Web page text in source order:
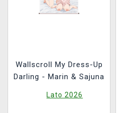
Wallscroll My Dress-Up
Darling - Marin & Sajuna
Lato 2026